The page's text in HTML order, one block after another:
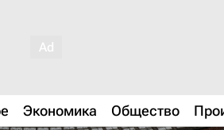
Экономика Общество